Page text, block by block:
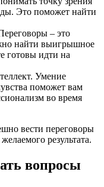
Это поможет найти
– это
найти выигрышное
готовы идти на
Умение
поможет вам
во время
вести переговоры
результата.
вопросы